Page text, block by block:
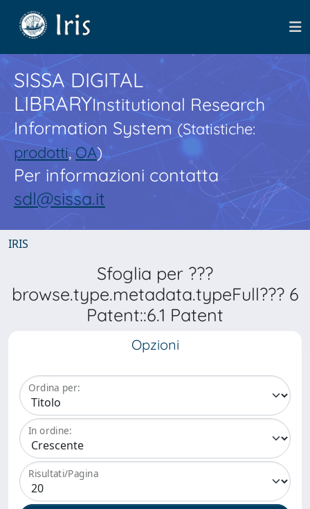
SISSA DIGITAL
LIBRARYInstitutional Research
Information System(Statistiche:
prodotti,OA)
Per informazioni contatta
sdl@sissa.it
IRIS
Sfoglia per ???
browse.type.metadata.typeFull??? 6
Patent::6.1 Patent
Opzioni
Ordina per:
In ordine:
Risultati/Pagina